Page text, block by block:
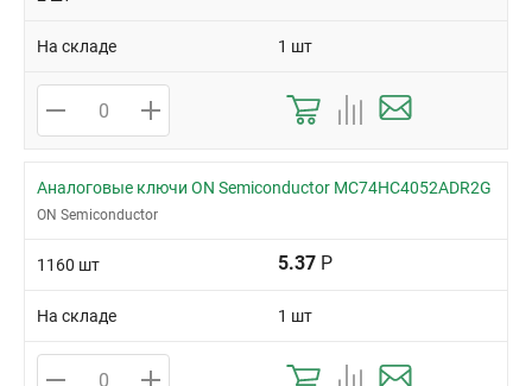
На складе 1 шт
Аналоговые ключи ON Semiconductor MC74HC4052ADR2G
ON Semiconductor
1160 шт 5.37 Р
На складе 1 шт